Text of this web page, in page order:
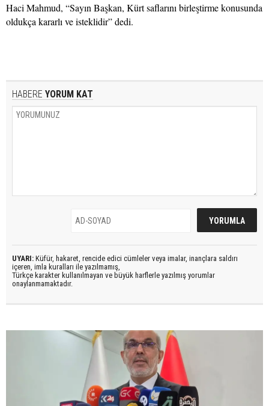
Haci Mahmud, “Sayın Başkan, Kürt saflarını birleştirme konusunda
oldukça kararlı ve isteklidir” dedi.
HABERE YORUM KAT
UYARI: Küfür, hakaret, rencide edici cümleler veya imalar, inançlara saldırı
içeren, imla kuralları ile yazılmamış,
Türkçe karakter kullanılmayan ve büyük harflerle yazılmış yorumlar
onaylanmamaktadır.